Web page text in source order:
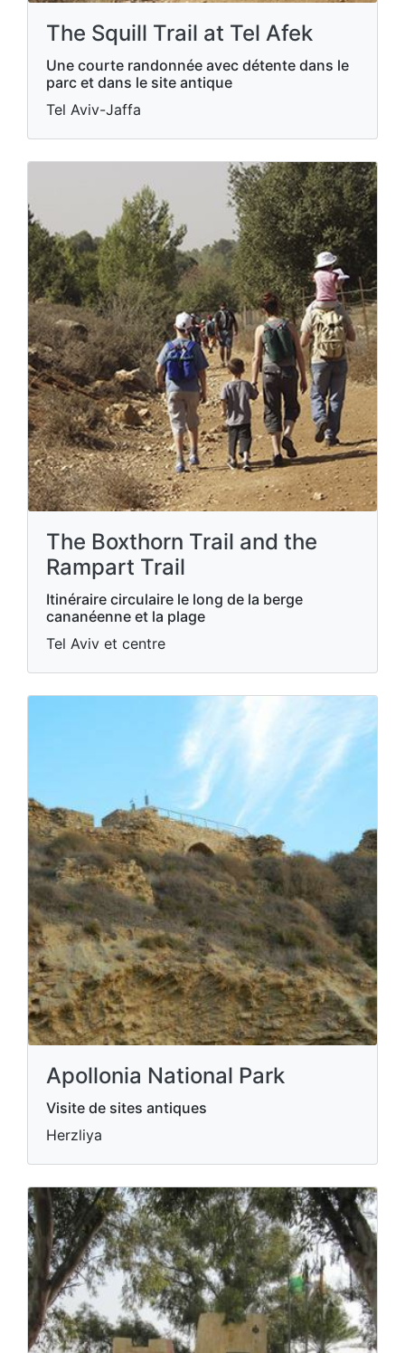
The Squill Trail at Tel Afek
Une courte randonnée avec détente dans le
parc et dans le site antique
Tel Aviv-Jaffa
The Boxthorn Trail and the
Rampart Trail
Itinéraire circulaire le long de la berge
cananéenne et la plage
Tel Aviv et centre
Apollonia National Park
Visite de sites antiques
Herzliya